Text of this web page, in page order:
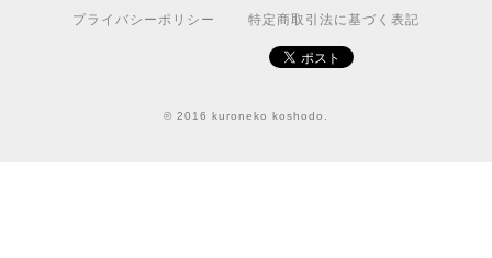
プライバシーポリシー 特定商取引法に基づく表記
© 2016 kuroneko koshodo.